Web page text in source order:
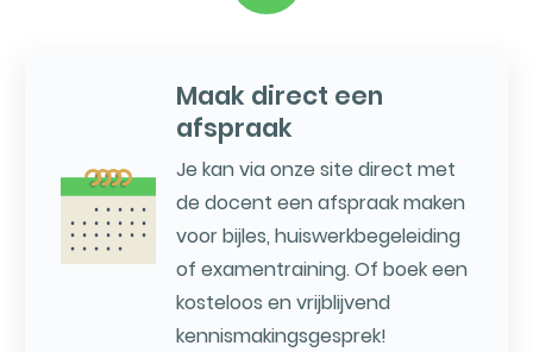
Maak direct een
afspraak
Je kan via onze site direct met
de docent een afspraak maken
voor bijles, huiswerkbegeleiding
of examentraining. Of boek een
kosteloos en vrijblijvend
kennismakingsgesprek!